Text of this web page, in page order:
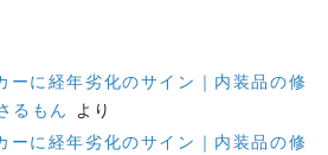
ーに経年劣化のサイン｜内装品の修
るもん より
ーに経年劣化のサイン｜内装品の修